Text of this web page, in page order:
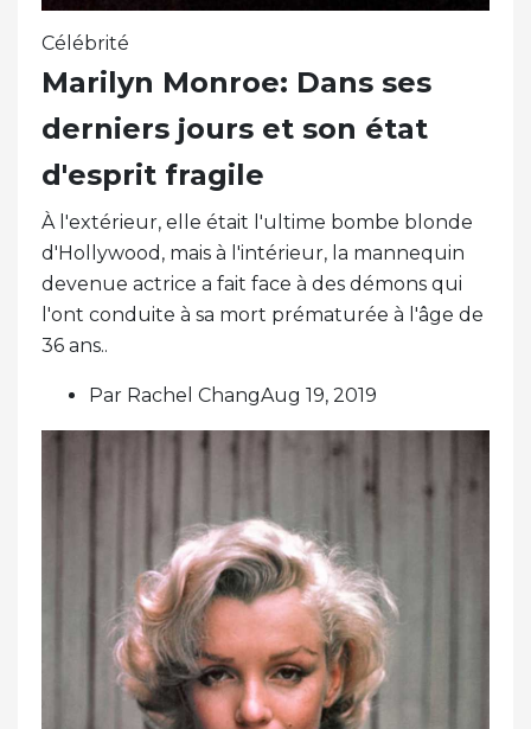
Célébrité
Marilyn Monroe: Dans ses
derniers jours et son état
d'esprit fragile
À l'extérieur, elle était l'ultime bombe blonde
d'Hollywood, mais à l'intérieur, la mannequin
devenue actrice a fait face à des démons qui
l'ont conduite à sa mort prématurée à l'âge de
36 ans..
Par Rachel ChangAug 19, 2019